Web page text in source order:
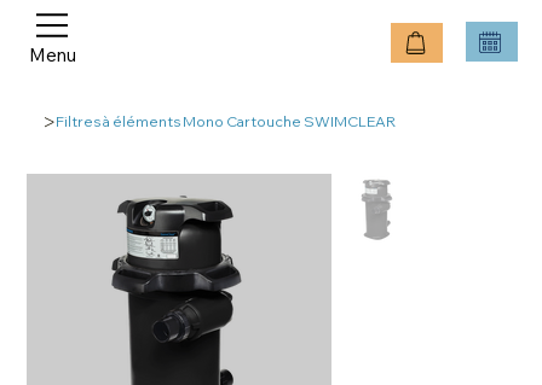
Menu
>Filtres à éléments Mono Cartouche SWIMCLEAR